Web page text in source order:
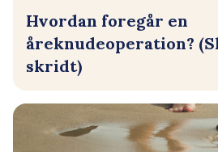
Hvordan foregår en
åreknudeoperation?
skridt)